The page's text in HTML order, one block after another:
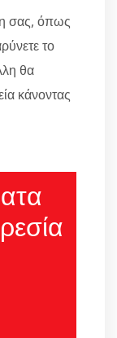
σας, όπως
το
θα
κάνοντας